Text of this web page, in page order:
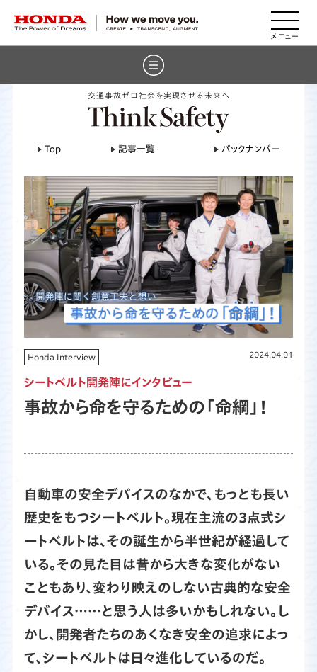
HONDA The Power of Dreams
交通事故ゼロ社会を実現させる未来へ
Top 記事一覧 バックナンバー
2024.04.01
Honda Interview
シートベルト開発陣にインタビュー
事故から命を守るための「命綱」！
自動車の安全デバイスのなかで、もっとも長い
歴史をもつシートベルト。現在主流の3点式シ
ートベルトは、その誕生から半世紀が経過して
いる。その見た目は昔から大きな変化がない
こともあり、変わり映えのしない古典的な安全
デバイス……と思う人は多いかもしれない。し
かし、開発者たちのあくなき安全の追求によっ
て、シートベルトは日々進化しているのだ。